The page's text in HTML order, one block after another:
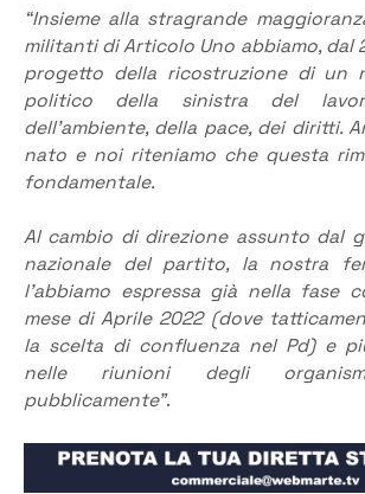
“Insieme alla stragrande
militanti di Articolo Uno abbiamo, dal
progetto della ricostruzione di un
politico della sinistra del
dell’ambiente, della pace, dei diritti.
nato e noi riteniamo che questa
fondamentale.
Al cambio di direzione assunto dal
nazionale del partito, la nostra
l’abbiamo espressa già nella fase
mese di Aprile 2022 (dove
la scelta di confluenza nel Pd) e
nelle riunioni degli
pubblicamente”.